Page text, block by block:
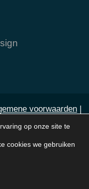
voorwaarden |
Contact
Media is door
met
op onze site te
cookies we gebruiken